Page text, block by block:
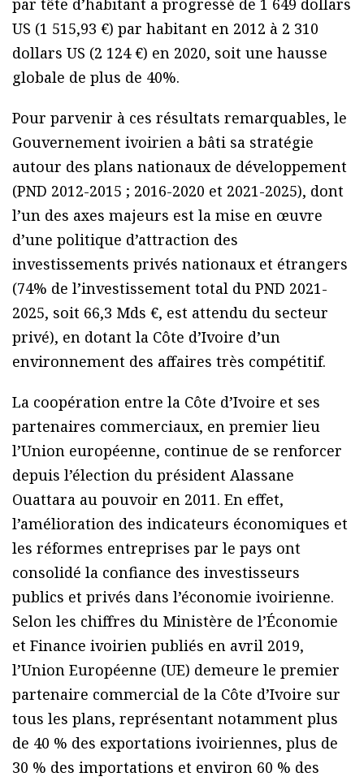
par tête d’habitant a progressé de 1 649 dollars
US (1 515,93 €) par habitant en 2012 à 2 310
dollars US (2 124 €) en 2020, soit une hausse
globale de plus de 40%.
Pour parvenir à ces résultats remarquables, le
Gouvernement ivoirien a bâti sa stratégie
autour des plans nationaux de développement
(PND 2012-2015 ; 2016-2020 et 2021-2025), dont
l’un des axes majeurs est la mise en œuvre
d’une politique d’attraction des
investissements privés nationaux et étrangers
(74% de l’investissement total du PND 2021-
2025, soit 66,3 Mds €, est attendu du secteur
privé), en dotant la Côte d’Ivoire d’un
environnement des affaires très compétitif.
La coopération entre la Côte d’Ivoire et ses
partenaires commerciaux, en premier lieu
l’Union européenne, continue de se renforcer
depuis l’élection du président Alassane
Ouattara au pouvoir en 2011. En effet,
l’amélioration des indicateurs économiques et
les réformes entreprises par le pays ont
consolidé la confiance des investisseurs
publics et privés dans l’économie ivoirienne.
Selon les chiffres du Ministère de l’Économie
et Finance ivoirien publiés en avril 2019,
l’Union Européenne (UE) demeure le premier
partenaire commercial de la Côte d’Ivoire sur
tous les plans, représentant notamment plus
de 40 % des exportations ivoiriennes, plus de
30 % des importations et environ 60 % des